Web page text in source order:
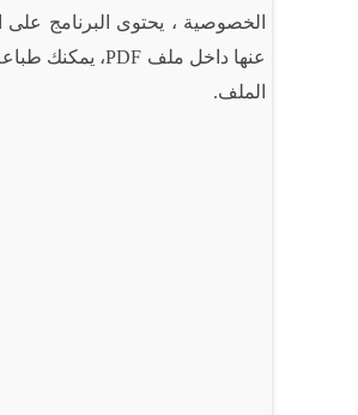
الخصوصية ، يحتوى البرنامج
الملف.